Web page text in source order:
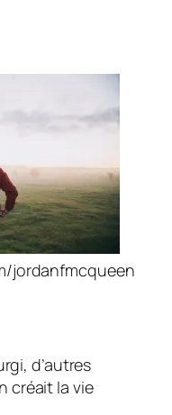
jordanfmcqueen
d’autres
créait la vie